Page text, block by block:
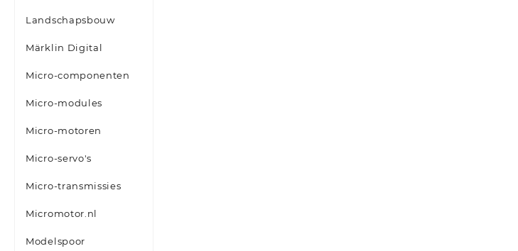
Landschapsbouw
Märklin Digital
Micro-componenten
Micro-modules
Micro-motoren
Micro-servo's
Micro-transmissies
Micromotor.nl
Modelspoor